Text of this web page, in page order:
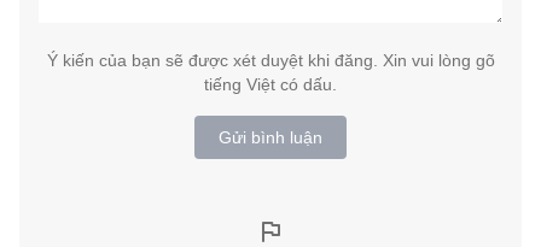
Ý kiến của bạn sẽ được xét duyệt khi đăng. Xin vui lòng gõ
tiếng Việt có dấu.
Gửi bình luận